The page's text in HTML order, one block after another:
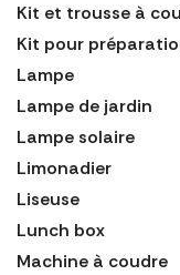
Kit et trousse à
Kit pour
Lampe
Lampe de jardin
Lampe solaire
Limonadier
Liseuse
Lunch box
Machine à coudre